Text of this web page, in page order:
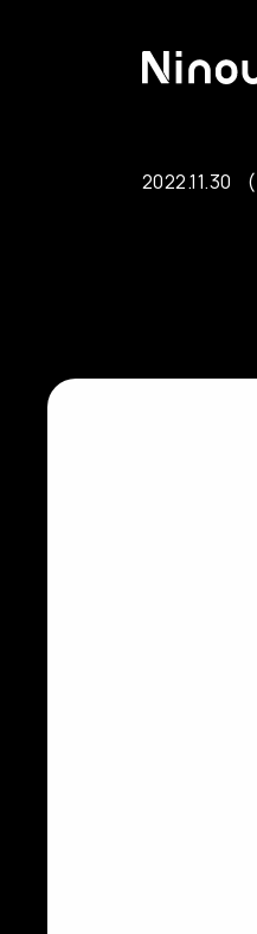
2022.11.30